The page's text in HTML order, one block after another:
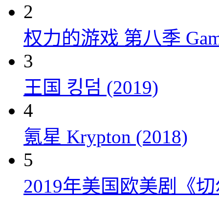
2
权力的游戏 第八季
3
王国 킹덤 (2019)
4
氪星 Krypton (2018)
5
2019年美国欧美剧《